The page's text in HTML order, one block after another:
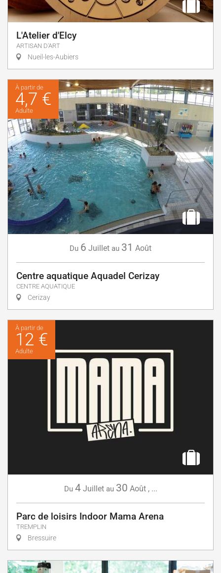
L'Atelier d'Elcy
ARTISAN D'ART
Nueil-les-Aubiers
À partir de
4,7 €
Adulte
Du 6 Juillet au 31 Août
Centre aquatique Aquadel Cerizay
CENTRE AQUATIQUE
Cerizay
À partir de
12 €
Adulte
Du 4 Juillet au 30 Août, ...
Parc de loisirs Indoor Mama Arena
TREMPLIN
Bressuire